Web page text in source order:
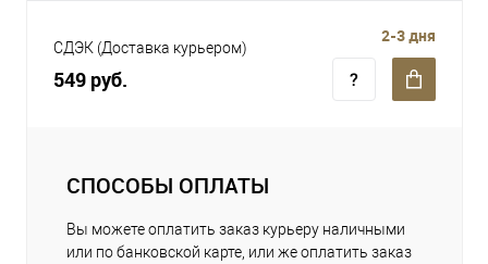
СДЭК (Доставка курьером)
549 руб.
2-3 дня
СПОСОБЫ ОПЛАТЫ
Вы можете оплатить заказ курьеру наличными
или по банковской карте, или же оплатить заказ